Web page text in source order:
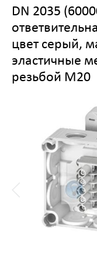
DN 2035
цвет серый,
эластичные
резьбой M20